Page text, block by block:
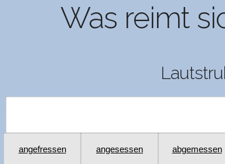
Was reimt
angefressen angesessen abgemessen